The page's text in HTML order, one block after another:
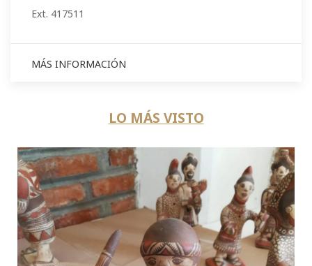
Ext. 417511
MÁS INFORMACIÓN
LO MÁS VISTO